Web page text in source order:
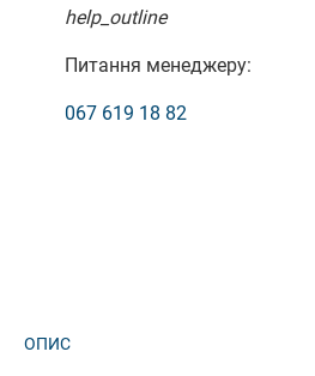
help_outline
Питання менеджеру:
067 619 18 82
ОПИС